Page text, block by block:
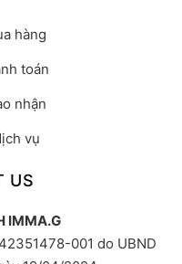
hàng
toán
nhận
vụ
US
IMMA.G
001 do UBND